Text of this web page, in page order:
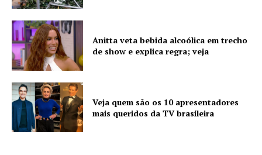
Anitta veta bebida alcoólica em trecho
de show e explica regra; veja
Veja quem são os 10 apresentadores
mais queridos da TV brasileira